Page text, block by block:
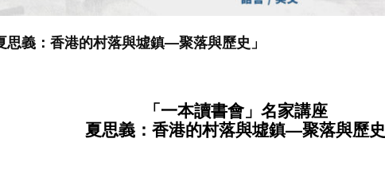
思義：香港的村落與墟鎮—聚落與歷史」
「一本讀書會」名家講座
夏思義：香港的村落與墟鎮—聚落與歷史